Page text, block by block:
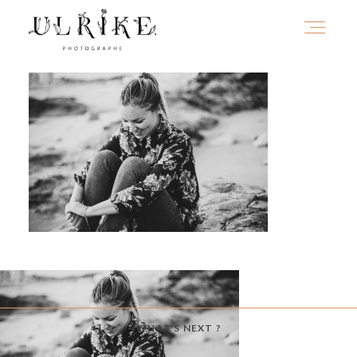
WHAT'S NEXT ?
HOME
A PROPOS
PORTFOLIO
INFOS
JOURNAL